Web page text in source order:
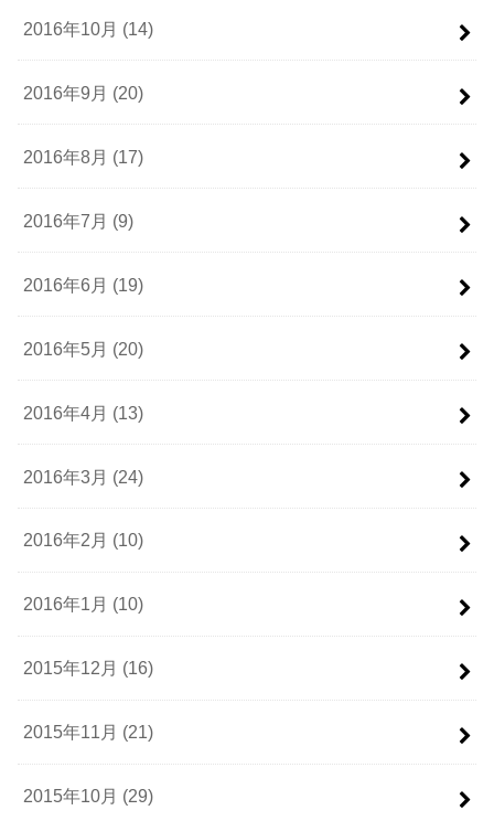
2016年10月 (14)
2016年9月 (20)
2016年8月 (17)
2016年7月 (9)
2016年6月 (19)
2016年5月 (20)
2016年4月 (13)
2016年3月 (24)
2016年2月 (10)
2016年1月 (10)
2015年12月 (16)
2015年11月 (21)
2015年10月 (29)